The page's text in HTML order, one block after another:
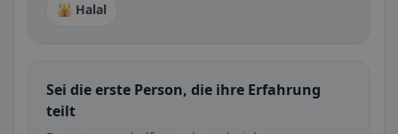
🕌 Halal
Sei die erste Person, die ihre Erfahrung
teilt